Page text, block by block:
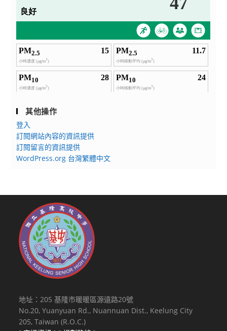
其他操作
登入
訂閱網站內容的資訊提供
訂閱留言的資訊提供
WordPress.org 台灣繁體中文
地址：205 基隆市暖暖區源遠路20號
No.20, Yuanyuan Rd., Nuannuan Dist., Keelung City
205, Taiwan (R.O.C.)